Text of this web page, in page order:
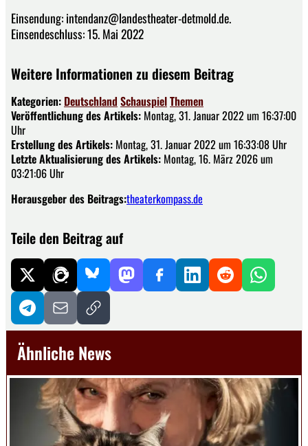
Einsendung: intendanz@landestheater-detmold.de.
Einsendeschluss: 15. Mai 2022
Weitere Informationen zu diesem Beitrag
Kategorien: Deutschland SchauspielThemen
Veröffentlichung des Artikels: Montag, 31. Januar 2022 um 16:37:00
Uhr
Erstellung des Artikels: Montag, 31. Januar 2022 um 16:33:08 Uhr
Letzte Aktualisierung des Artikels: Montag, 16. März 2026 um
03:21:06 Uhr
Herausgeber des Beitrags:theaterkompass.de
Teile den Beitrag auf
Ähnliche News